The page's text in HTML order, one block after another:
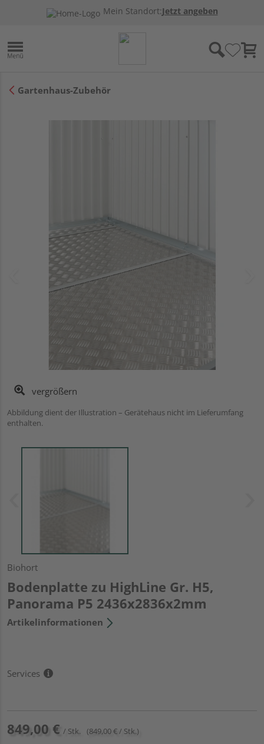
Mein Standort:Jetzt angeben
Gartenhaus-Zubehör
vergrößern
Abbildung dient der Illustration – Gerätehaus nicht im Lieferumfang
enthalten.
Biohort
Bodenplatte zu HighLine Gr. H5,
Panorama P5 2436x2836x2mm
Artikelinformationen
Services
849,00 € / Stk. (849,00 € / Stk.)